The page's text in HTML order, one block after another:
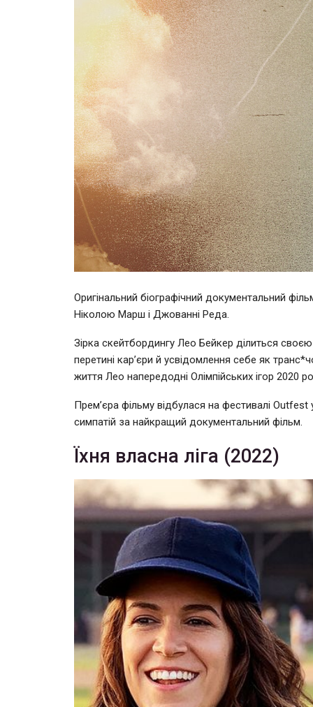
Оригінальний біографічний документальний
Ніколою Марш і Джованні Реда.
Зірка скейтбордингу Лео Бейкер ділиться
перетині кар’єри й усвідомлення себе як
життя Лео напередодні Олімпійських ігор 2020
Прем’єра фільму відбулася на фестивалі
симпатій за найкращий документальний фільм.
Їхня власна ліга (2022)